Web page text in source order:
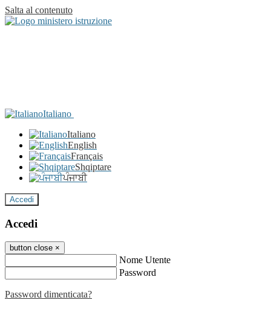
Salta al contenuto
Italiano
Italiano
English
Français
Shqiptare
ਪੰਜਾਬੀ
Accedi
Accedi
button close ×
Nome Utente
Password
Password dimenticata?